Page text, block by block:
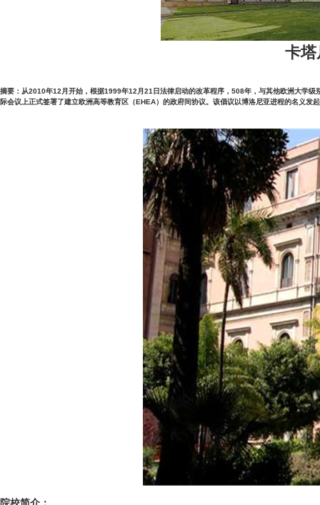
卡塔
摘要：从2010年12月开始，根据1999年12月21日法律启动的改革程序，508年，与其他欧洲大
际会议上正式签署了建立欧洲高等教育区（EHEA）的政府间协议。该倡议以博洛尼亚进程的名义